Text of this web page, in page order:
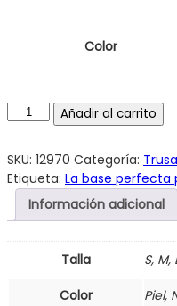
Color
Añadir al carrito
SKU: 12970 Categoría:
Etiqueta: La base perfecta
Información adicional
Talla
S, M,
Color
Piel,